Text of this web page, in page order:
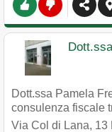
Dott.ssa Pamela
consulenza fiscale
Via Col di Lana, 13